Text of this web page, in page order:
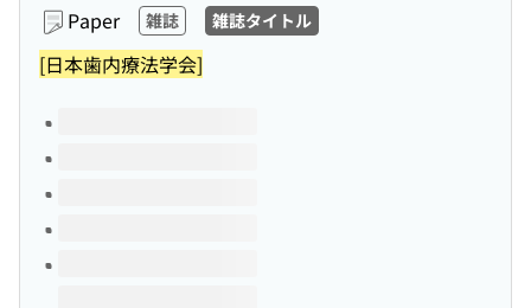
Paper 雑誌 雑誌タイトル
[日本歯内療法学会]
Volumes of this title